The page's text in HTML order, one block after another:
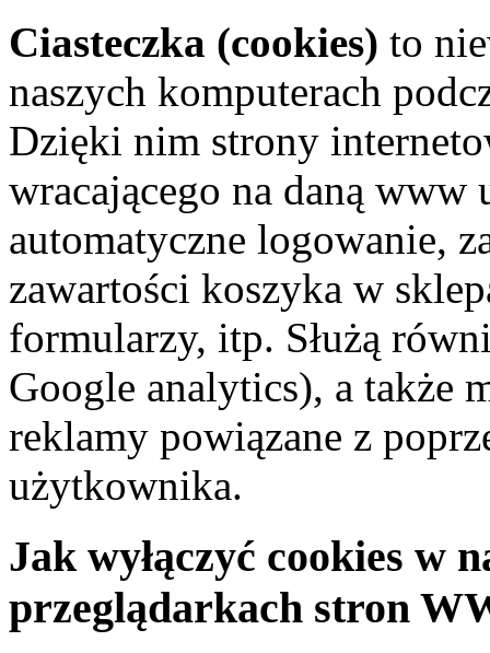
Ciasteczka (cookies) to
naszych komputerach
Dzięki nim strony
wracającego na daną
automatyczne logowanie,
zawartości koszyka w
formularzy, itp. Służą
Google analytics), a także
reklamy powiązane z
użytkownika.
Jak wyłączyć cookies w
przeglądarkach stron